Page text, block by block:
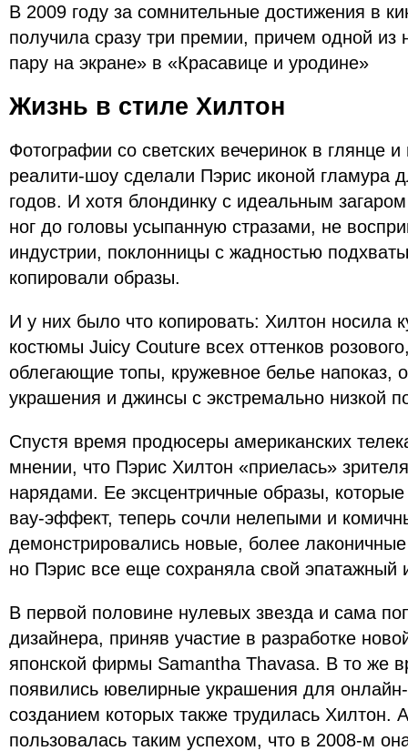
В 2009 году за сомнительные достижения в
получила сразу три премии, причем одной из
пару на экране» в «Красавице и уродине»
Жизнь в стиле Хилтон
Фотографии со светских вечеринок в глянце
реалити-шоу сделали Пэрис иконой гламура
годов. И хотя блондинку с идеальным
ног до головы усыпанную стразами, не
индустрии, поклонницы с жадностью
копировали образы.
И у них было что копировать: Хилтон носила
костюмы Juicy Couture всех оттенков
облегающие топы, кружевное белье напоказ,
украшения и джинсы с экстремально низкой
Спустя время продюсеры американских
мнении, что Пэрис Хилтон «приелась»
нарядами. Ее эксцентричные образы, которые
вау-эффект, теперь сочли нелепыми и
демонстрировались новые, более
но Пэрис все еще сохраняла свой эпатажный
В первой половине нулевых звезда и сама
дизайнера, приняв участие в разработке
японской фирмы Samantha Thavasa. В то же
появились ювелирные украшения для
созданием которых также трудилась Хилтон.
пользовалась таким успехом, что в 2008-м